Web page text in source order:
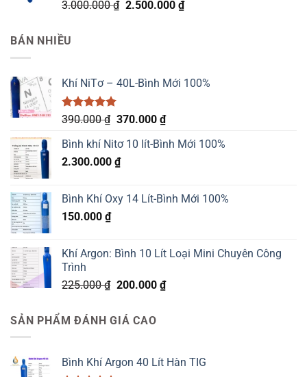
Được xếp
3.000.000₫ Giá
2.500.000 ₫Giá
BÁN NHIỀU
Khí NiTơ – 40L-Bình Mới 100%
Được xếp
5.00
5 sao
390.000₫ Giá
là:
390.000 ₫.
370.000 ₫Giá
tại
Bình khí Nitơ 10 lít-Bình Mới 100%
2.300.000 ₫
Bình Khí Oxy 14 Lít-Bình Mới 100%
150.000 ₫
Khí Argon: Bình 10 Lít Loại Mini Chuyên Công
Trình
225.000₫ Giá
là:
225.000 ₫.
200.000 ₫Giá
SẢN PHẨM ĐÁNH GIÁ CAO
Bình Khí Argon 40 Lít Hàn TIG